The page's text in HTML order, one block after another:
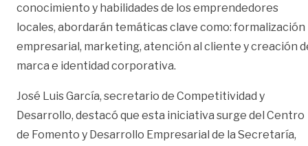
conocimiento y habilidades de los emprendedores
locales, abordarán temáticas clave como: formalización
empresarial, marketing, atención al cliente y creación
marca e identidad corporativa.
José Luis García, secretario de Competitividad y
Desarrollo, destacó que esta iniciativa surge del Centro
de Fomento y Desarrollo Empresarial de la Secretaría,